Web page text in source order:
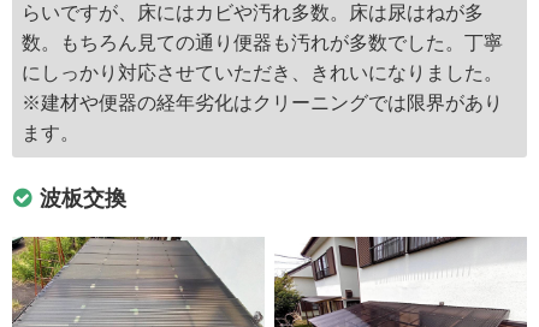
らいですが、床にはカビや汚れ多数。床は尿はねが多
数。もちろん見ての通り便器も汚れが多数でした。丁寧
にしっかり対応させていただき、きれいになりました。
※建材や便器の経年劣化はクリーニングでは限界があり
ます。
波板交換